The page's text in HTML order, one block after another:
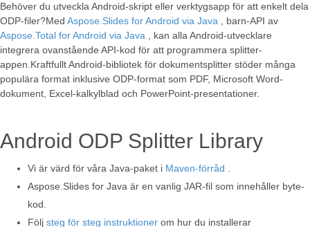
Behöver du utveckla Android-skript eller verktygsapp för att enkelt dela
ODP-filer?Med Aspose.Slides for Android via Java , barn-API av
Aspose.Total for Android via Java , kan alla Android-utvecklare
integrera ovanstående API-kod för att programmera splitter-
appen.Kraftfullt Android-bibliotek för dokumentsplitter stöder många
populära format inklusive ODP-format som PDF, Microsoft Word-
dokument, Excel-kalkylblad och PowerPoint-presentationer.
Android ODP Splitter Library
Vi är värd för våra Java-paket i Maven-förråd
Aspose.Slides for Java är en vanlig JAR-fil som innehåller byte-
kod.
Följ steg för steg instruktioner om hur du installerar